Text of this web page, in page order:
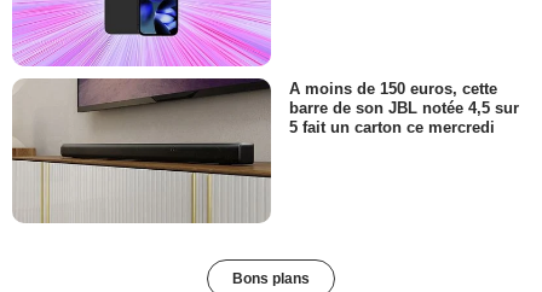
A moins de 150 euros, cette
barre de son JBL notée 4,5 sur
5 fait un carton ce mercredi
Bons plans